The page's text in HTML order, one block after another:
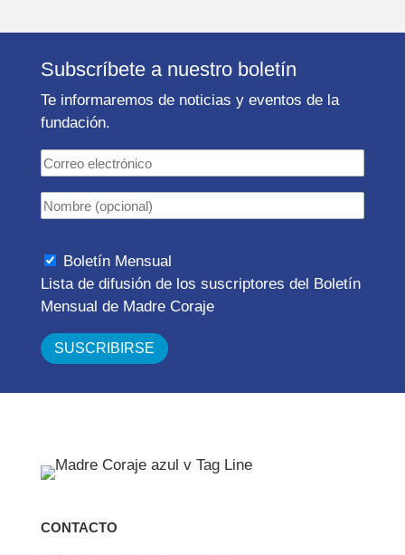
Subscríbete a nuestro boletín
Te informaremos de noticias y eventos de la
fundación.
Boletín Mensual
Lista de difusión de los suscriptores del Boletín
Mensual de Madre Coraje
CONTACTO